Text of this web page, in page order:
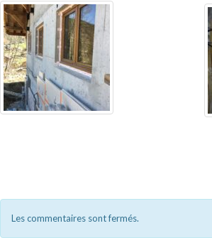
Les commentaires sont fermés.